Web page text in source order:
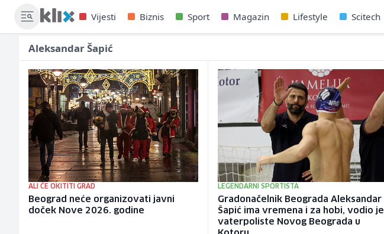
Vijesti Biznis Sport Magazin Lifestyle Scitech
Aleksandar Šapić
ALI ĆE OKITITI GRAD
Beograd neće organizovati javni
doček Nove 2026. godine
LEGENDARNI SPORTISTA
Gradonačelnik Beograda Aleksandar
Šapić ima vremena i za hobi, vodio je
vaterpoliste Novog Beograda u